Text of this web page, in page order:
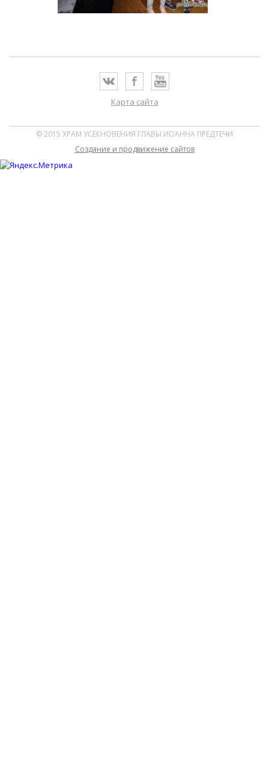
Карта сайта
© 2015 ХРАМ УСЕКНОВЕНИЯ ГЛАВЫ ИОАННА ПРЕДТЕЧИ
Cоздание и продвижение сайтов